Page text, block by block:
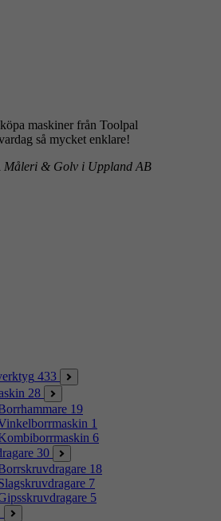
maskiner från Toolpal
så mycket enklare!
Måleri & Golv i Uppland AB
433
28
19
1
6
30
18
7
5